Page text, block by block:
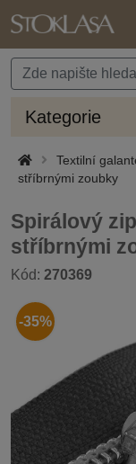
Kategorie
Textilní
stříbrnými zoubky
Spirálový
stříbrnými
Kód: 270369
-35%